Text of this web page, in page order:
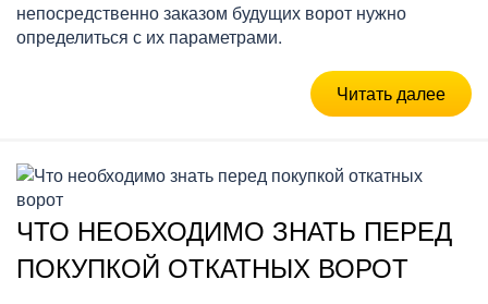
непосредственно заказом будущих ворот нужно
определиться с их параметрами.
Читать далее
ЧТО НЕОБХОДИМО ЗНАТЬ ПЕРЕД
ПОКУПКОЙ ОТКАТНЫХ ВОРОТ